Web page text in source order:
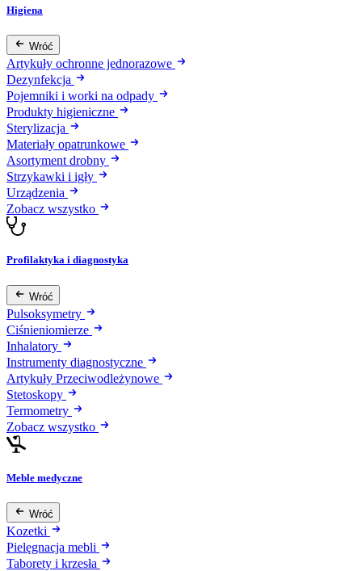
Higiena
Wróć
Artykuły ochronne jednorazowe
Dezynfekcja
Pojemniki i worki na odpady
Produkty higieniczne
Sterylizacja
Materiały opatrunkowe
Asortyment drobny
Strzykawki i igły
Urządzenia
Zobacz wszystko
Profilaktyka i diagnostyka
Wróć
Pulsoksymetry
Ciśnieniomierze
Inhalatory
Instrumenty diagnostyczne
Artykuły Przeciwodleżynowe
Stetoskopy
Termometry
Zobacz wszystko
Meble medyczne
Wróć
Kozetki
Pielęgnacja mebli
Taborety i krzesła